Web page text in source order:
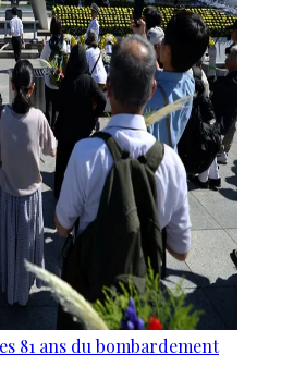
81 ans du bombardement